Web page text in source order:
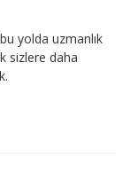
yolda uzmanlık
sizlere daha